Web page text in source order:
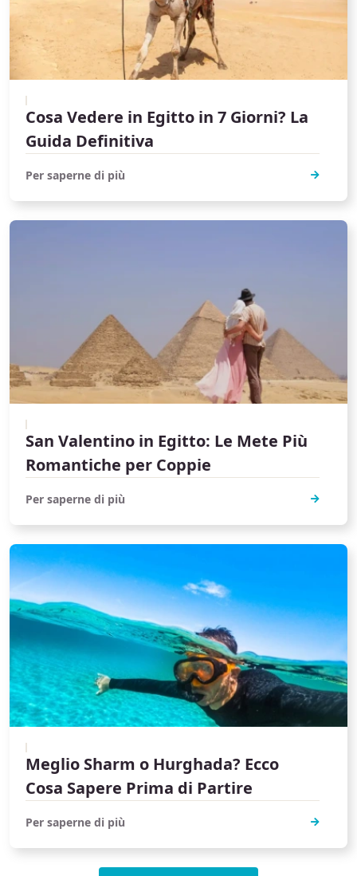
Cosa Vedere in Egitto in 7 Giorni? La
Guida Definitiva
Per saperne di più
San Valentino in Egitto: Le Mete Più
Romantiche per Coppie
Per saperne di più
Meglio Sharm o Hurghada? Ecco
Cosa Sapere Prima di Partire
Per saperne di più